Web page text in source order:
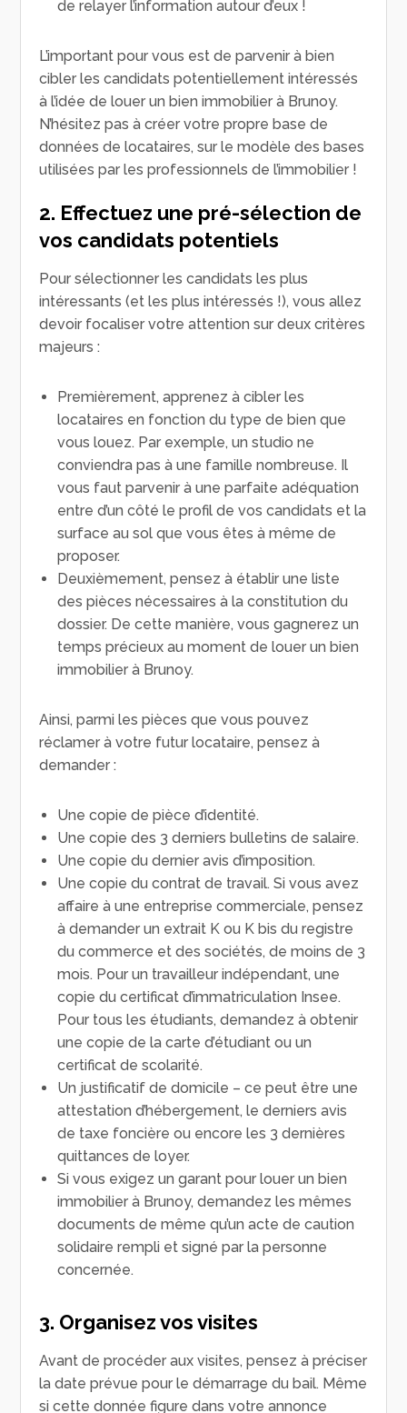
de relayer l’information autour d’eux !
L’important pour vous est de parvenir à bien
cibler les candidats potentiellement intéressés
à l’idée de louer un bien immobilier à Brunoy.
N’hésitez pas à créer votre propre base de
données de locataires, sur le modèle des bases
utilisées par les professionnels de l’immobilier !
2. Effectuez une pré-sélection de
vos candidats potentiels
Pour sélectionner les candidats les plus
intéressants (et les plus intéressés !), vous allez
devoir focaliser votre attention sur deux critères
majeurs :
Premièrement, apprenez à cibler les
locataires en fonction du type de bien que
vous louez. Par exemple, un studio ne
conviendra pas à une famille nombreuse. Il
vous faut parvenir à une parfaite adéquation
entre d’un côté le profil de vos candidats et la
surface au sol que vous êtes à même de
proposer.
Deuxièmement, pensez à établir une liste
des pièces nécessaires à la constitution du
dossier. De cette manière, vous gagnerez un
temps précieux au moment de louer un bien
immobilier à Brunoy.
Ainsi, parmi les pièces que vous pouvez
réclamer à votre futur locataire, pensez à
demander :
Une copie de pièce d’identité.
Une copie des 3 derniers bulletins de salaire.
Une copie du dernier avis d’imposition.
Une copie du contrat de travail. Si vous avez
affaire à une entreprise commerciale, pensez
à demander un extrait K ou K bis du registre
du commerce et des sociétés, de moins de 3
mois. Pour un travailleur indépendant, une
copie du certificat d’immatriculation Insee.
Pour tous les étudiants, demandez à obtenir
une copie de la carte d’étudiant ou un
certificat de scolarité.
Un justificatif de domicile – ce peut être une
attestation d’hébergement, le derniers avis
de taxe foncière ou encore les 3 dernières
quittances de loyer.
Si vous exigez un garant pour louer un bien
immobilier à Brunoy, demandez les mêmes
documents de même qu’un acte de caution
solidaire rempli et signé par la personne
concernée.
3. Organisez vos visites
Avant de procéder aux visites, pensez à préciser
la date prévue pour le démarrage du bail. Même
si cette donnée figure dans votre annonce